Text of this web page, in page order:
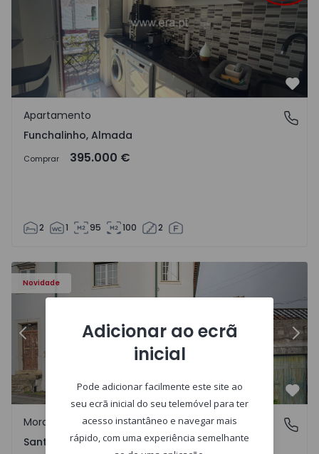
Funchalinho, Almada
Apartamento
Funchalinho, Almada
Comprar 395.000 €
2 1 95 100 2
Novidade
Anterior
Santa Clara e Castelo Viegas, Coimbra
Moradia Geminada
Santa Clara e Castelo Viegas, Coimbra
Adicionar ao ecrã
inicial
Pode adicionar facilmente este site ao
seu ecrã inicial do seu telemóvel para ter
acesso instantâneo e navegar mais
rápido, com uma experiência semelhante